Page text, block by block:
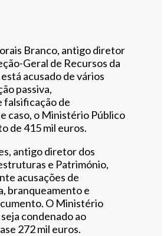
Branco, antigo diretor
Geral de Recursos da
acusado de vários
passiva,
falsificação de
caso, o Ministério Público
de 415 mil euros.
antigo diretor dos
e Património,
acusações de
branqueamento e
O Ministério
condenado ao
272 mil euros.